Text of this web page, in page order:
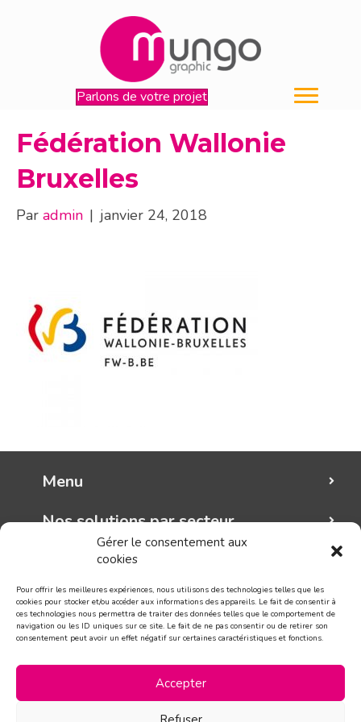
Gérer le consentement aux
cookies
Pour offrir les meilleures expériences, nous utilisons des technologies telles que les
cookies pour stocker et/ou accéder aux informations des appareils. Le fait de consentir à
ces technologies nous permettra de traiter des données telles que le comportement de
navigation ou les ID uniques sur ce site. Le fait de ne pas consentir ou de retirer son
consentement peut avoir un effet négatif sur certaines caractéristiques et fonctions.
Accepter
Parlons de votre projet
Fédération Wallonie
Bruxelles
Par admin | janvier 24, 2018
Menu
Nos solutions par secteur
Mungo graphic
Suivez-nous!
CONTACT